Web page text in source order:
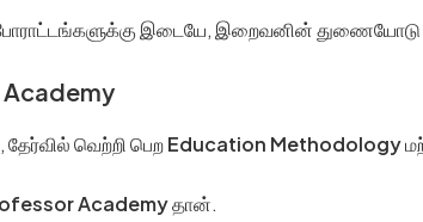
போராட்டங்களுக்கு இடையே, இறைவனின்
Academy
வெற்றி பெறEducation Methodology
Academyதான்.